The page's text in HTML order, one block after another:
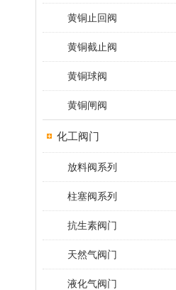
黄铜止回阀
黄铜截止阀
黄铜球阀
黄铜闸阀
化工阀门
放料阀系列
柱塞阀系列
抗生素阀门
天然气阀门
液化气阀门